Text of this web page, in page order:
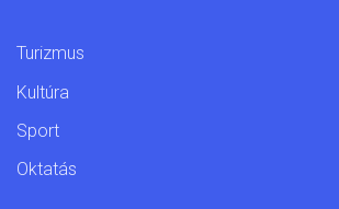
Turizmus
Kultúra
Sport
Oktatás